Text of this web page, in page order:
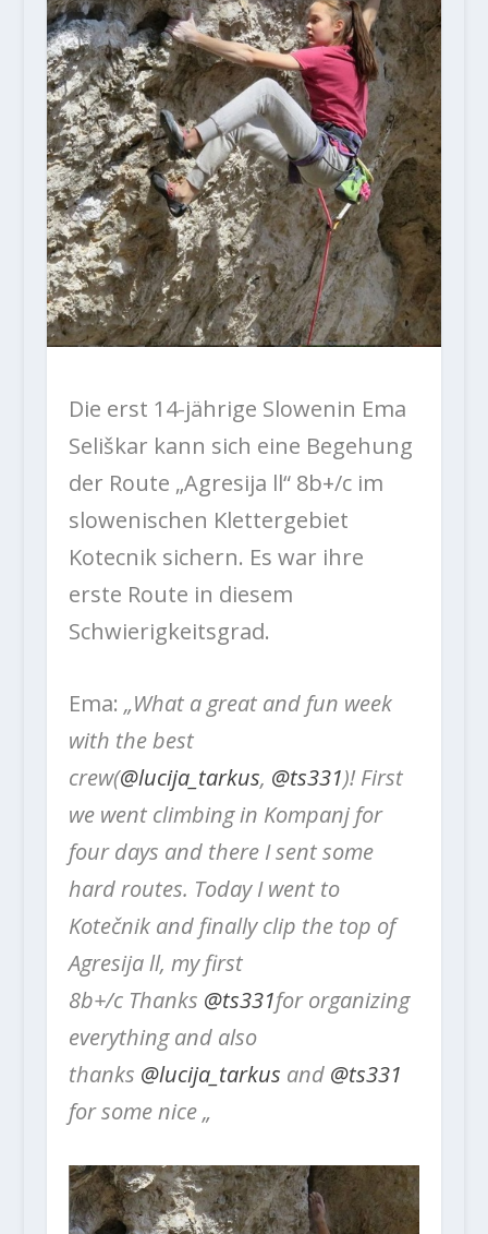
Die erst 14-jährige Slowenin Ema
Seliškar kann sich eine Begehung
der Route „Agresija ll“ 8b+/c im
slowenischen Klettergebiet
Kotecnik sichern. Es war ihre
erste Route in diesem
Schwierigkeitsgrad.
Ema: „What a great and fun week
with the best
crew(@lucija_tarkus, @ts331)! First
we went climbing in Kompanj for
four days and there I sent some
hard routes. Today I went to
Kotečnik and finally clip the top of
Agresija ll, my first
8b+/c Thanks @ts331for organizing
everything and also
thanks @lucija_tarkus and @ts331
for some nice „